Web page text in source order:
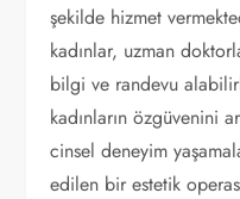
şekilde hizmet
kadınlar, uzman
bilgi ve randevu
kadınların özgüvenini
cinsel deneyim
edilen bir estetik